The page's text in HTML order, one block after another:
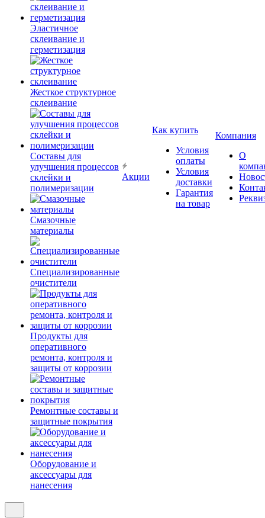
Эластичное
склеивание и
герметизация
Жесткое структурное
склеивание
Составы для
улучшения процессов
склейки и
полимеризации
Смазочные
материалы
Специализированные
очистители
Продукты для
оперативного
ремонта, контроля и
защиты от коррозии
Ремонтные составы и
защитные покрытия
Оборудование и
аксессуары для
нанесения
Акции
Как купить
Условия
оплаты
Условия
доставки
Гарантия
на товар
Компания
О